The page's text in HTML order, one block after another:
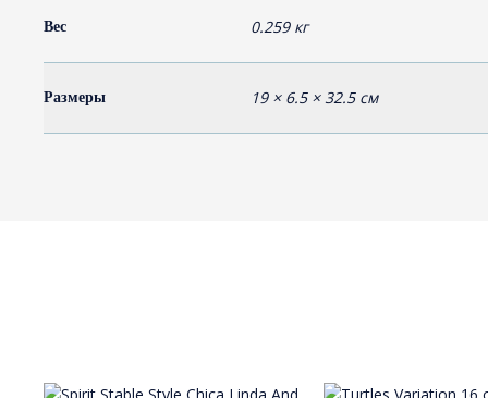
Вес 0.259 кг
Размеры 19 × 6.5 × 32.5 см